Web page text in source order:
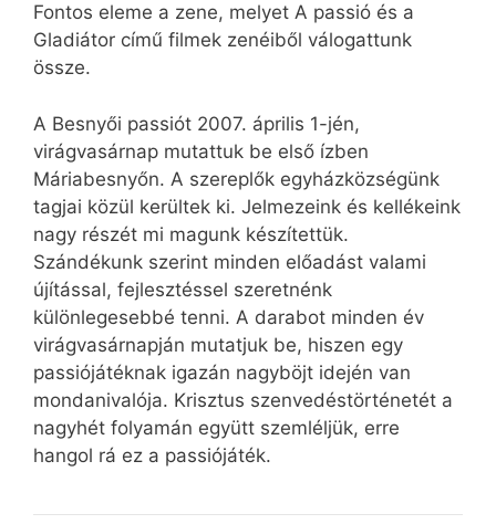
Fontos eleme a zene, melyet A passió és a
Gladiátor című filmek zenéiből válogattunk
össze.
A Besnyői passiót 2007. április 1-jén,
virágvasárnap mutattuk be első ízben
Máriabesnyőn. A szereplők egyházközségünk
tagjai közül kerültek ki. Jelmezeink és kellékeink
nagy részét mi magunk készítettük.
Szándékunk szerint minden előadást valami
újítással, fejlesztéssel szeretnénk
különlegesebbé tenni. A darabot minden év
virágvasárnapján mutatjuk be, hiszen egy
passiójátéknak igazán nagyböjt idején van
mondanivalója. Krisztus szenvedéstörténetét a
nagyhét folyamán együtt szemléljük, erre
hangol rá ez a passiójáték.